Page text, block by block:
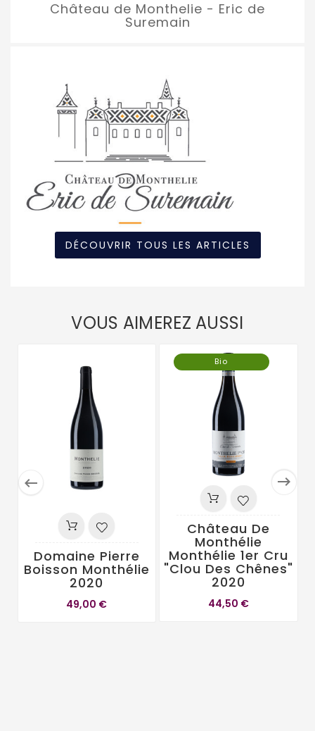
Château de Monthelie - Eric de
Suremain
DÉCOUVRIR TOUS LES ARTICLES
VOUS AIMEREZ AUSSI
 
Domaine Pierre
Boisson Monthélie
2020
49,00 €
Bio
Château De
Monthélie
Monthélie 1er Cru
"Clou Des Chênes"
2020
44,50 €